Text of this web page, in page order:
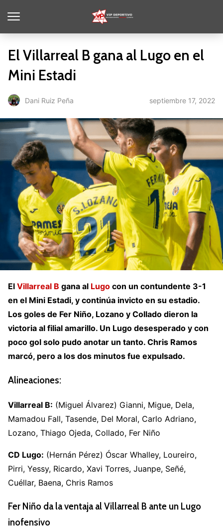
El Villarreal B gana al Lugo en el
Mini Estadi
Dani Ruiz Peña septiembre 17, 2022
El Villarreal B gana al Lugo con un contundente 3-1
en el Mini Estadi, y continúa invicto en su estadio.
Los goles de Fer Niño, Lozano y Collado dieron la
victoria al filial amarillo. Un Lugo desesperado y con
poco gol solo pudo anotar un tanto. Chris Ramos
marcó, pero a los dos minutos fue expulsado.
Alineaciones:
Villarreal B: (Miguel Álvarez) Gianni, Migue, Dela,
Mamadou Fall, Tasende, Del Moral, Carlo Adriano,
Lozano, Thiago Ojeda, Collado, Fer Niño
CD Lugo: (Hernán Pérez) Óscar Whalley, Loureiro,
Pirri, Yessy, Ricardo, Xavi Torres, Juanpe, Señé,
Cuéllar, Baena, Chris Ramos
Fer Niño da la ventaja al Villarreal B ante un Lugo
inofensivo